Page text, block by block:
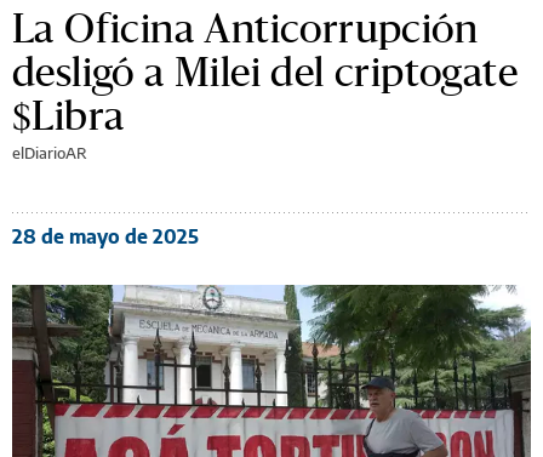
La Oficina Anticorrupción
desligó a Milei del criptogate
$Libra
elDiarioAR
28 de mayo de 2025